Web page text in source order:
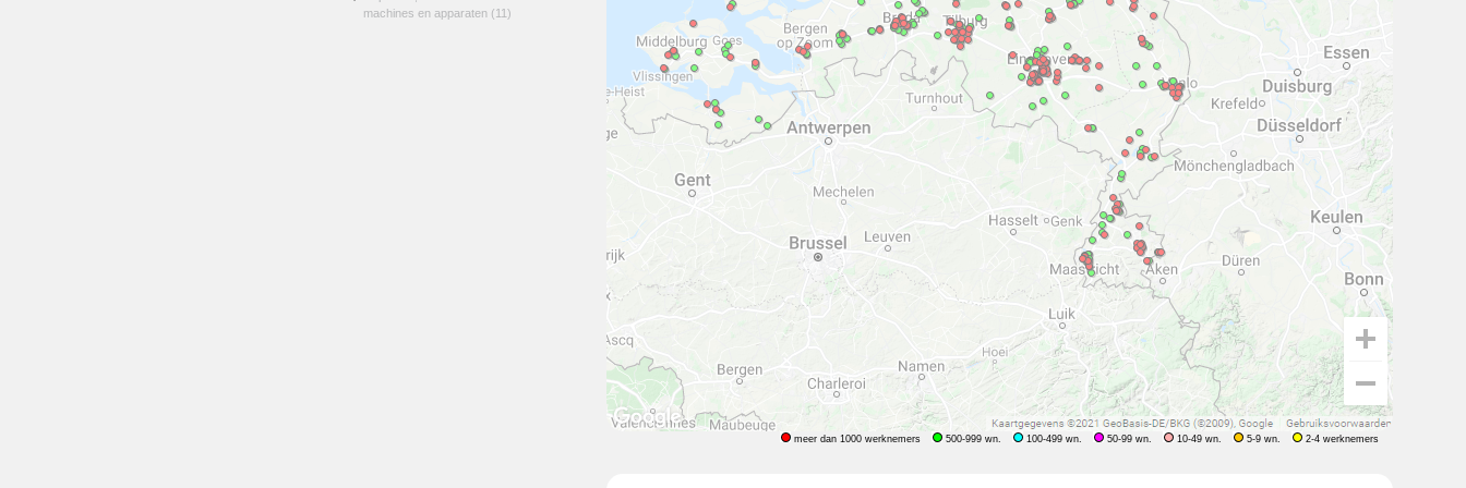
machines en apparaten (11)
meer dan 1000 werknemers 500-999 wn. 100-499 wn. 50-99 wn. 10-49 wn. 5-9 wn. 2-4 werknemers